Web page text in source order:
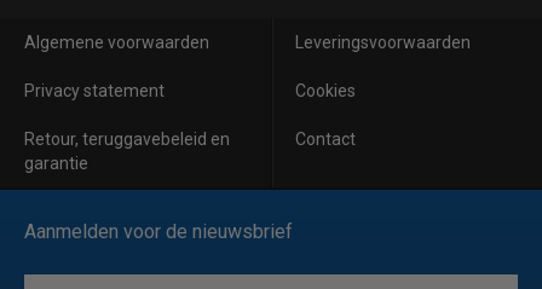
Algemene voorwaarden Leveringsvoorwaarden
Privacy statement Cookies
Retour, teruggavebeleid en
garantie
Contact
Aanmelden voor de nieuwsbrief